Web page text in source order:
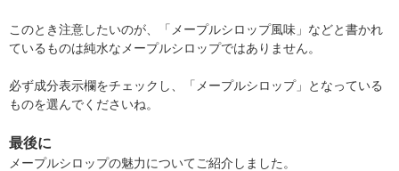
このとき注意したいのが、「メープルシロップ風味」などと書かれ
ているものは純水なメープルシロップではありません。
必ず成分表示欄をチェックし、「メープルシロップ」となっている
ものを選んでくださいね。
最後に
メープルシロップの魅力についてご紹介しました。